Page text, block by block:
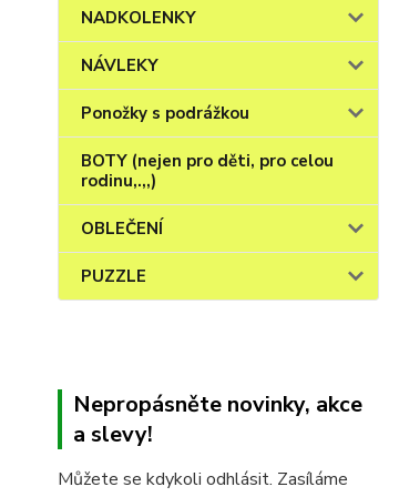
NADKOLENKY
NÁVLEKY
Ponožky s podrážkou
BOTY (nejen pro děti, pro celou
rodinu,.,,)
OBLEČENÍ
PUZZLE
Nepropásněte novinky, akce
a slevy!
Můžete se kdykoli odhlásit. Zasíláme